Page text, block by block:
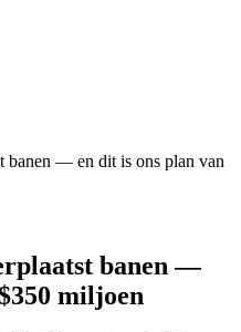
banen — en dit is ons plan van
banen —
miljoen